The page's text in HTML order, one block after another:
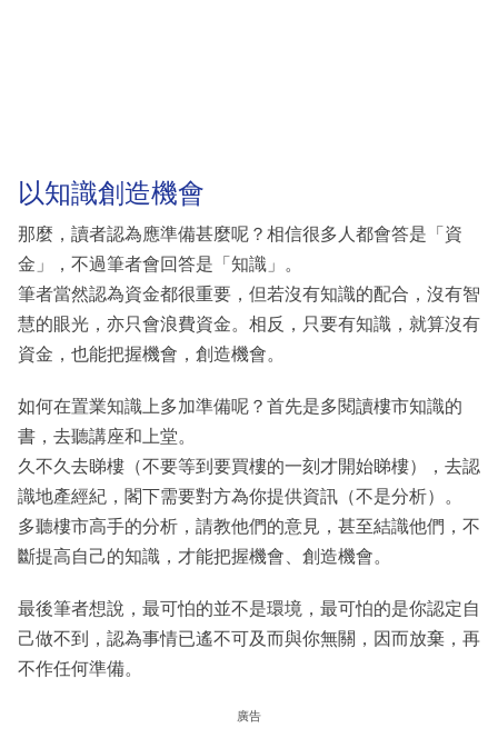
以知識創造機會
那麼，讀者認為應準備甚麼呢？相信很多人都會答是「資
金」，不過筆者會回答是「知識」。
筆者當然認為資金都很重要，但若沒有知識的配合，沒有智
慧的眼光，亦只會浪費資金。相反，只要有知識，就算沒有
資金，也能把握機會，創造機會。
如何在置業知識上多加準備呢？首先是多閱讀樓市知識的
書，去聽講座和上堂。
久不久去睇樓（不要等到要買樓的一刻才開始睇樓），去認
識地產經紀，閣下需要對方為你提供資訊（不是分析）。
多聽樓市高手的分析，請教他們的意見，甚至結識他們，不
斷提高自己的知識，才能把握機會、創造機會。
最後筆者想說，最可怕的並不是環境，最可怕的是你認定自
己做不到，認為事情已遙不可及而與你無關，因而放棄，再
不作任何準備。
廣告